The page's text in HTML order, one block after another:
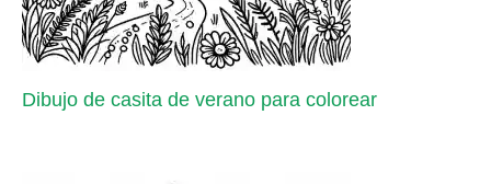
Dibujo de casita de verano para colorear